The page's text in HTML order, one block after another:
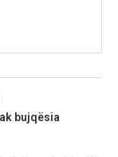
bujqësia